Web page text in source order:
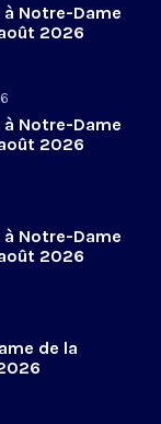
Notre-Dame
2026
Notre-Dame
2026
Notre-Dame
2026
de la